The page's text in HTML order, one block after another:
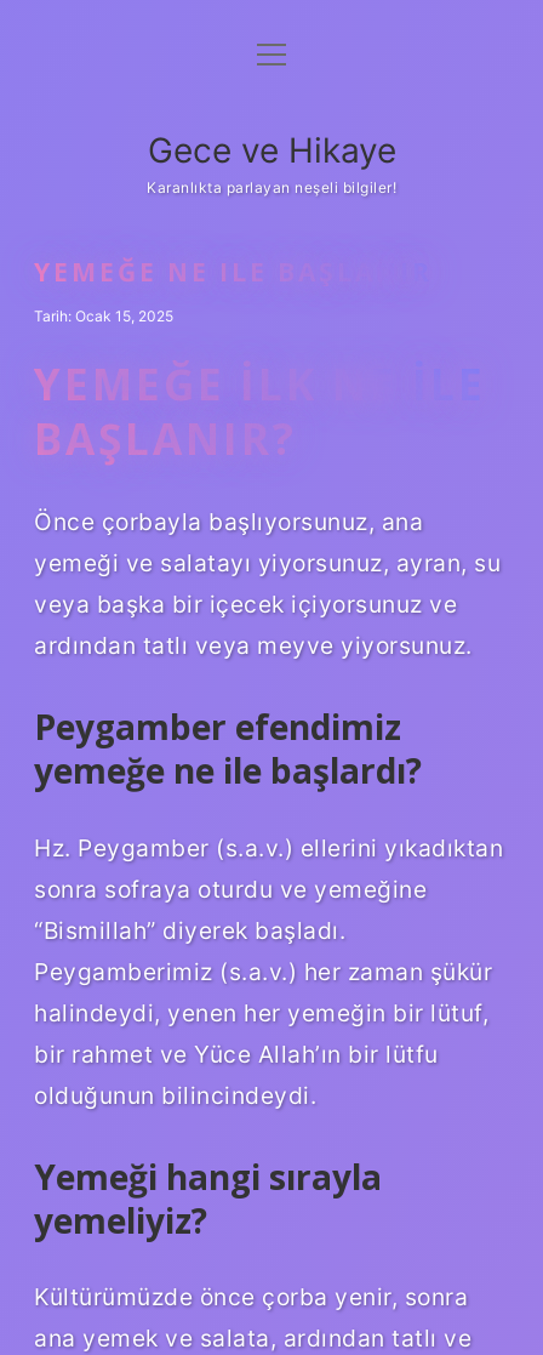
Anasayfa
Yasal Uyarı
menüyü
Gece ve Hikaye
Karanlıkta parlayan neşeli bilgiler!
YEMEĞE NE ILE BAŞLANIR
Tarih: Ocak 15, 2025
YEMEĞE ILK NE ILE
BAŞLANIR?
Önce çorbayla başlıyorsunuz, ana
yemeği ve salatayı yiyorsunuz, ayran, su
veya başka bir içecek içiyorsunuz ve
ardından tatlı veya meyve yiyorsunuz.
Peygamber efendimiz
yemeğe ne ile başlardı?
Hz. Peygamber (s.a.v.) ellerini yıkadıktan
sonra sofraya oturdu ve yemeğine
“Bismillah” diyerek başladı.
Peygamberimiz (s.a.v.) her zaman şükür
halindeydi, yenen her yemeğin bir lütuf,
bir rahmet ve Yüce Allah’ın bir lütfu
olduğunun bilincindeydi.
Yemeği hangi sırayla
yemeliyiz?
Kültürümüzde önce çorba yenir, sonra
ana yemek ve salata, ardından tatlı ve